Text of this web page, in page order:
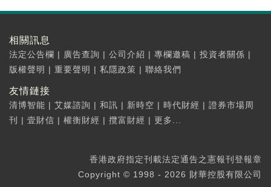
相關訊息
法定公告欄 | 廣告查詢 | 公司介紹 | 專欄邀稿 | 投資者關係 |
版權聲明 | 重要聲明 | 私隱政策 | 聯絡我們
友情鏈接
清博智能 | 艾媒諮詢 | 和訊 | 新時空 | 時代財經 | 證券市場周
刊
| 壹財信 | 權衡財經 | 攬富財經 | 更多...
香港政府指定刊載法定通告之憲報刊登報章
Copyright © 1998 - 2026 財華控股有限公司